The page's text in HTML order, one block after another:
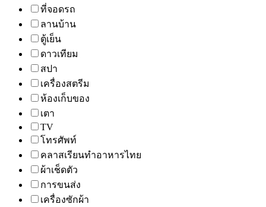
ที่จอดรถ
ลานบ้าน
ตู้เย็น
ดาวเทียม
สปา
เครื่องสตรีม
ห้องเก็บของ
เตา
TV
โทรศัพท์
คลาสเรียนทำอาหารไทย
ผ้าเช็ดตัว
การขนส่ง
เครื่องซักผ้า